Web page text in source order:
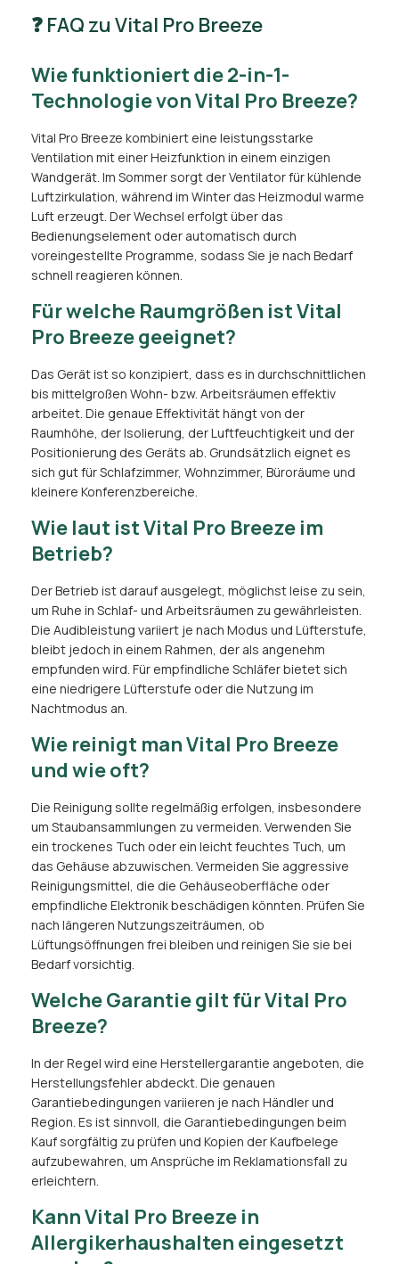
❓ FAQ zu Vital Pro Breeze
Wie funktioniert die 2-in-1-
Technologie von Vital Pro Breeze?
Vital Pro Breeze kombiniert eine leistungsstarke
Ventilation mit einer Heizfunktion in einem einzigen
Wandgerät. Im Sommer sorgt der Ventilator für kühlende
Luftzirkulation, während im Winter das Heizmodul warme
Luft erzeugt. Der Wechsel erfolgt über das
Bedienungselement oder automatisch durch
voreingestellte Programme, sodass Sie je nach Bedarf
schnell reagieren können.
Für welche Raumgrößen ist Vital
Pro Breeze geeignet?
Das Gerät ist so konzipiert, dass es in durchschnittlichen
bis mittelgroßen Wohn- bzw. Arbeitsräumen effektiv
arbeitet. Die genaue Effektivität hängt von der
Raumhöhe, der Isolierung, der Luftfeuchtigkeit und der
Positionierung des Geräts ab. Grundsätzlich eignet es
sich gut für Schlafzimmer, Wohnzimmer, Büroräume und
kleinere Konferenzbereiche.
Wie laut ist Vital Pro Breeze im
Betrieb?
Der Betrieb ist darauf ausgelegt, möglichst leise zu sein,
um Ruhe in Schlaf- und Arbeitsräumen zu gewährleisten.
Die Audibleistung variiert je nach Modus und Lüfterstufe,
bleibt jedoch in einem Rahmen, der als angenehm
empfunden wird. Für empfindliche Schläfer bietet sich
eine niedrigere Lüfterstufe oder die Nutzung im
Nachtmodus an.
Wie reinigt man Vital Pro Breeze
und wie oft?
Die Reinigung sollte regelmäßig erfolgen, insbesondere
um Staubansammlungen zu vermeiden. Verwenden Sie
ein trockenes Tuch oder ein leicht feuchtes Tuch, um
das Gehäuse abzuwischen. Vermeiden Sie aggressive
Reinigungsmittel, die die Gehäuseoberfläche oder
empfindliche Elektronik beschädigen könnten. Prüfen Sie
nach längeren Nutzungszeiträumen, ob
Lüftungsöffnungen frei bleiben und reinigen Sie sie bei
Bedarf vorsichtig.
Welche Garantie gilt für Vital Pro
Breeze?
In der Regel wird eine Herstellergarantie angeboten, die
Herstellungsfehler abdeckt. Die genauen
Garantiebedingungen variieren je nach Händler und
Region. Es ist sinnvoll, die Garantiebedingungen beim
Kauf sorgfältig zu prüfen und Kopien der Kaufbelege
aufzubewahren, um Ansprüche im Reklamationsfall zu
erleichtern.
Kann Vital Pro Breeze in
Allergikerhaushalten eingesetzt